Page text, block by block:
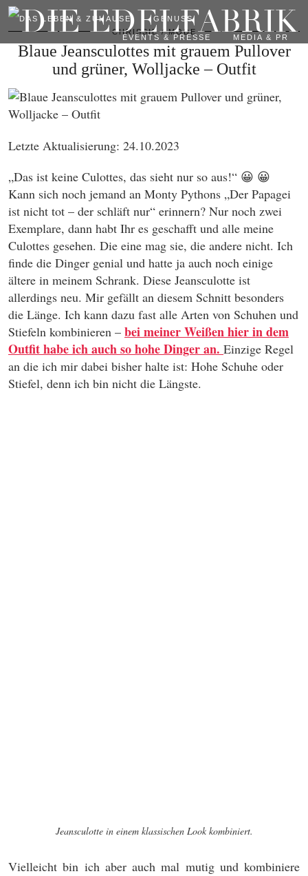
DAS LEBEN & ZUHAUSE GENUSS
EVENTS & PRESSE MEDIA & PR
CHRISSIE MODE
Blaue Jeansculottes mit grauem Pullover
und grüner, Wolljacke – Outfit
Letzte Aktualisierung: 24.10.2023
„Das ist keine Culottes, das sieht nur so aus!“ 😀 😀
Kann sich noch jemand an Monty Pythons „Der Papagei
ist nicht tot – der schläft nur“ erinnern? Nur noch zwei
Exemplare, dann habt Ihr es geschafft und alle meine
Culottes gesehen. Die eine mag sie, die andere nicht. Ich
finde die Dinger genial und hatte ja auch noch einige
ältere in meinem Schrank. Diese Jeansculotte ist
allerdings neu. Mir gefällt an diesem Schnitt besonders
die Länge. Ich kann dazu fast alle Arten von Schuhen und
Stiefeln kombinieren – bei meiner Weißen hier in dem
Outfit habe ich auch so hohe Dinger an. Einzige Regel
an die ich mir dabei bisher halte ist: Hohe Schuhe oder
Stiefel, denn ich bin nicht die Längste.
Jeansculotte in einem klassischen Look kombiniert.
Vielleicht bin ich aber auch mal mutig und kombiniere